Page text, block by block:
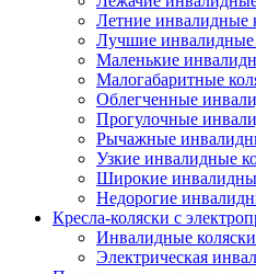
Летние инвалидные
Лучшие инвалидные
Маленькие
Малогабаритные
Облегченные
Прогулочные
Рычажные
Узкие инвалидные
Широкие
Недорогие
Кресла-коляски с
Инвалидные
Электрическая